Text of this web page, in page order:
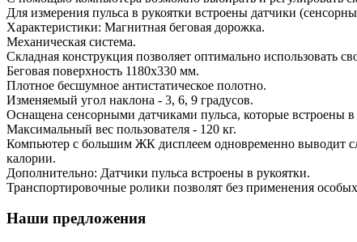
Для измерения пульса в рукоятки встроены датчики
Характеристики: Магнитная беговая дорожка.
Механическая система.
Складная конструкция позволяет оптимально использовать
Беговая поверхность 1180х330 мм.
Плотное бесшумное антистатическое полотно.
Изменяемый угол наклона - 3, 6, 9 градусов.
Оснащена сенсорными датчиками пульса, которые встроены в
Максимальный вес пользователя - 120 кг.
Компьютер с большим ЖК дисплеем одновременно выводит
калории.
Дополнительно: Датчики пульса встроены в рукоятки.
Транспортировочные ролики позволят без применения
Наши предложения